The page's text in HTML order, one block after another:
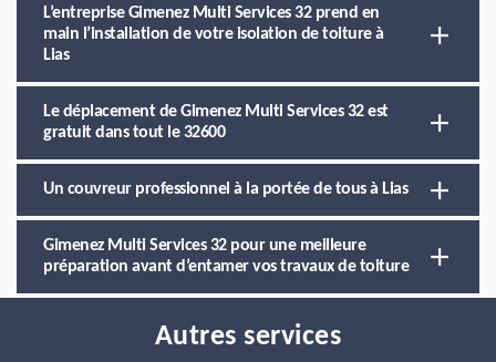
L’entreprise Gimenez Multi Services 32 prend en
main l’installation de votre isolation de toiture à
Lias
Le déplacement de Gimenez Multi Services 32 est
gratuit dans tout le 32600
Un couvreur professionnel à la portée de tous à Lias
Gimenez Multi Services 32 pour une meilleure
préparation avant d’entamer vos travaux de toiture
Autres services